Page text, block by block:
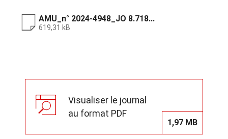
AMU_n° 2024‑4948_JO 8.718...
619,31 kB
Visualiser le journal
au format PDF
1,97 MB